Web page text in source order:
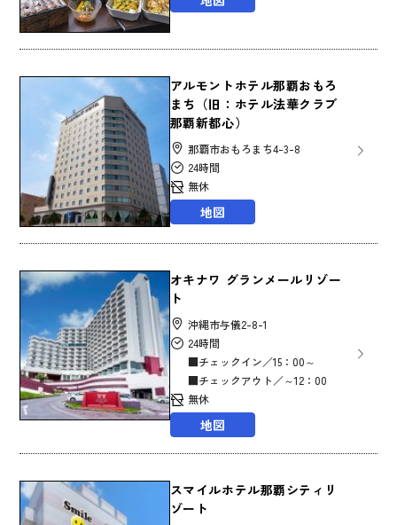
アルモントホテル那覇おもろ
まち（旧：ホテル法華クラブ
那覇新都心）
那覇市おもろまち4-3-8
24時間
無休
地図
オキナワ グランメールリゾー
ト
沖縄市与儀2-8-1
24時間
■チェックイン／15：00～
■チェックアウト／～12：00
無休
地図
スマイルホテル那覇シティリ
ゾート